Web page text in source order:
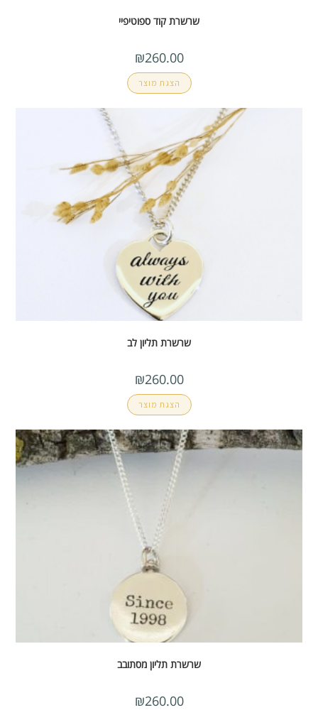
שרשרת קוד ספוטיפיי
₪260.00
הצגת מוצר
שרשרת תליון לב
₪260.00
הצגת מוצר
שרשרת תליון מסתובב
₪260.00